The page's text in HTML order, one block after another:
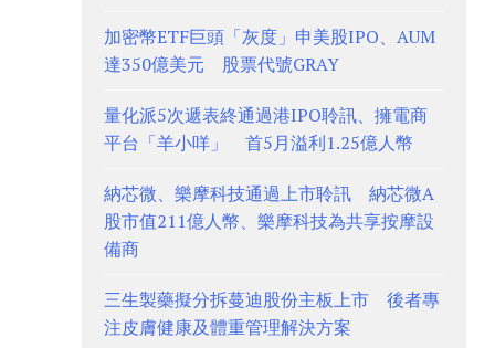
加密幣ETF巨頭「灰度」申美股IPO、AUM
達350億美元 股票代號GRAY
量化派5次遞表終通過港IPO聆訊、擁電商
平台「羊小咩」 首5月溢利1.25億人幣
納芯微、樂摩科技通過上市聆訊 納芯微A
股市值211億人幣、樂摩科技為共享按摩設
備商
三生製藥擬分拆蔓迪股份主板上市 後者專
注皮膚健康及體重管理解決方案